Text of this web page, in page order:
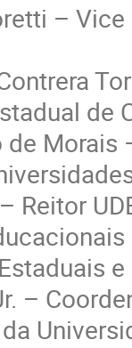
–
de
Morais
Reitor
–